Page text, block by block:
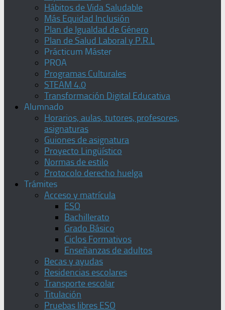
Hábitos de Vida Saludable
Más Equidad Inclusión
Plan de Igualdad de Género
Plan de Salud Laboral y P.R.L
Prácticum Máster
PROA
Programas Culturales
STEAM 4.0
Transformación Digital Educativa
Alumnado
Horarios, aulas, tutores, profesores,
asignaturas
Guiones de asignatura
Proyecto Lingüístico
Normas de estilo
Protocolo derecho huelga
Trámites
Acceso y matrícula
ESO
Bachillerato
Grado Básico
Ciclos Formativos
Enseñanzas de adultos
Becas y ayudas
Residencias escolares
Transporte escolar
Titulación
Pruebas libres ESO